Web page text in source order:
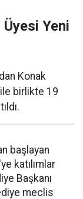
Yeni
Konak
ile birlikte 19
başlayan
katılımlar
Başkanı
meclis